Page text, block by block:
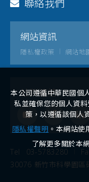
聯絡我們
網站資訊
隱私權政策 網站地
社群連結
Tel 03-5783280
30076 新竹市科學園區
本公司遵循中華民國個
私並確保您的個人資
策，以遵循該個人
隱私權聲明 。本網站
了解更多關於本